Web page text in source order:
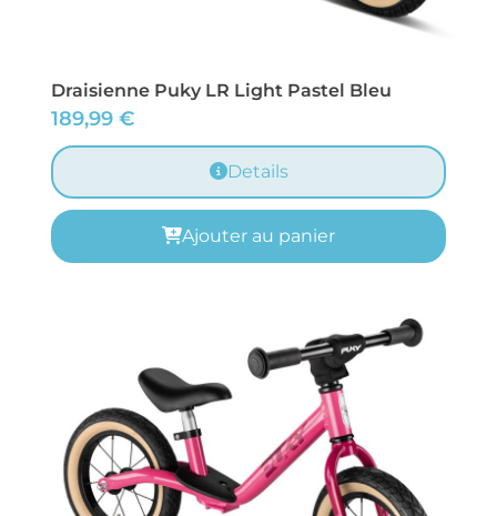
Draisienne Puky LR Light Pastel Bleu
189,99 €
Details
Ajouter au panier